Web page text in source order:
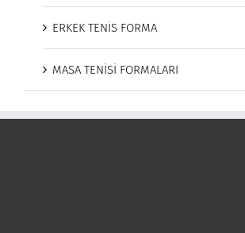
ERKEK TENİS FORMA
MASA TENİSİ FORMALARI